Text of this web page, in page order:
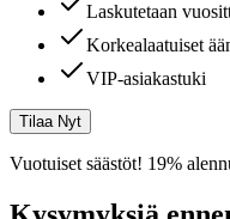
Laskutetaan
Korkealaatuiset
VIP-asiakastuki
Tilaa Nyt
Vuotuiset säästöt! 19%